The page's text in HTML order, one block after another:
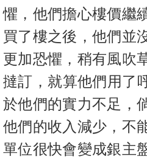
置
業
手
冊
關
於
我
們
懼，他們擔心樓價繼
買了樓之後， 他們並
更加恐懼，稍有風吹
撻訂，就算他們用了
於他們的實力不足，
他們的收入減少， 不
單位很快會變成銀主